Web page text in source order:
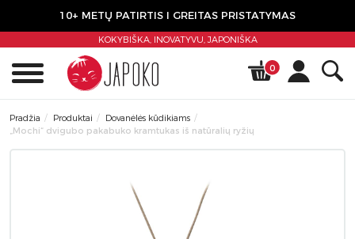
10+ METŲ PATIRTIS I GREITAS PRISTATYMAS
KOKYBIŠKA, INOVATYVU,JAPONIŠKA
0
Pradžia Produktai
Dovanėlės kūdikiams
„Mochi“ dvigubo pakabuko kramtukas iš natūralių ryžių